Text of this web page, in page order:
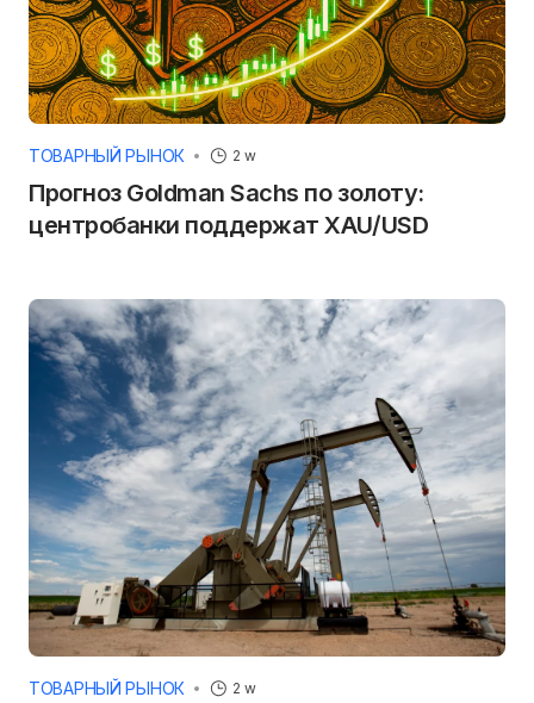
ТОВАРНЫЙ РЫНОК 2 w
Прогноз Goldman Sachs по золоту:
центробанки поддержат XAU/USD
ТОВАРНЫЙ РЫНОК 2 w